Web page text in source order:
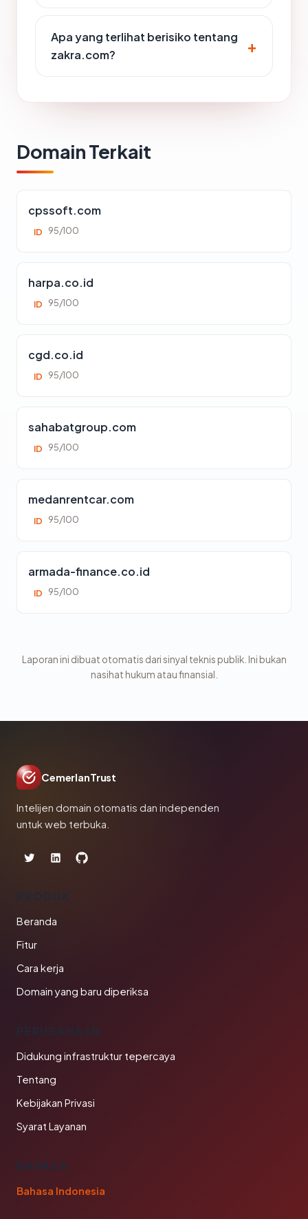
Apa yang terlihat berisiko tentang
zakra.com?
Domain Terkait
cpssoft.com
ID 95/100
harpa.co.id
ID 95/100
cgd.co.id
ID 95/100
sahabatgroup.com
ID 95/100
medanrentcar.com
ID 95/100
armada-finance.co.id
ID 95/100
Laporan ini dibuat otomatis dari sinyal teknis publik. Ini bukan
nasihat hukum atau finansial.
CemerlanTrust
Intelijen domain otomatis dan independen
untuk web terbuka.
PRODUK
Beranda
Fitur
Cara kerja
Domain yang baru diperiksa
PERUSAHAAN
Didukung infrastruktur tepercaya
Tentang
Kebijakan Privasi
Syarat Layanan
BAHASA
Bahasa Indonesia